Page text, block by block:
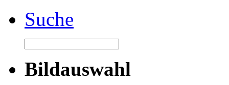
Suche
Bildauswahl